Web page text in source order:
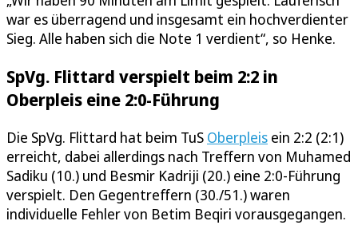
war es überragend und insgesamt ein hochverdienter
Sieg. Alle haben sich die Note 1 verdient“, so Henke.
SpVg. Flittard verspielt beim 2:2 in
Oberpleis eine 2:0-Führung
Die SpVg. Flittard hat beim TuS Oberpleis ein 2:2 (2:1)
erreicht, dabei allerdings nach Treffern von Muhamed
Sadiku (10.) und Besmir Kadriji (20.) eine 2:0-Führung
verspielt. Den Gegentreffern (30./51.) waren
individuelle Fehler von Betim Beqiri vorausgegangen.